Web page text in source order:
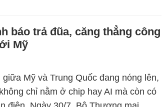
báo trả đũa, căng thẳng công
Mỹ
Mỹ và Trung Quốc đang nóng lên,
chỉ nằm ở chip hay AI mà còn có